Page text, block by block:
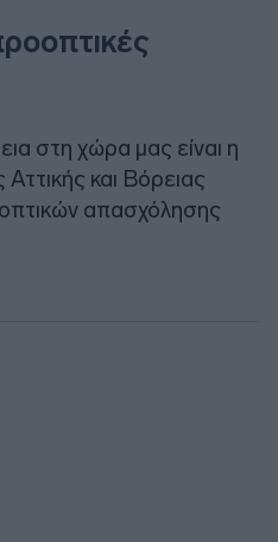
στη χώρα μας είναι η
και Βόρειας
απασχόλησης